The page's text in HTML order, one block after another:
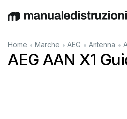
EnglishDeutschEspañol Italiano
Home • Marche • AEG • Antenna •
AEG AAN X1